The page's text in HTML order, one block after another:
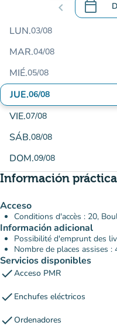
chevron_left calendar_today
.Abra
LUN.03/08
MAR.04/08
MIÉ.05/08
JUE.06/08
VIE.07/08
SÁB.08/08
DOM.09/08
Información práctica
Acceso
Conditions d'accès : 20,
Información adicional
Possibilité d'emprunt des
Nombre de places assises :
Servicios disponibles
checkAcceso PMR
check Enchufes eléctricos
checkOrdenadores